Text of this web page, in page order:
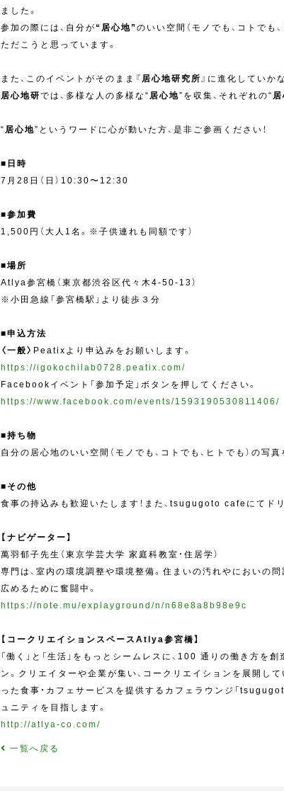
ました。
参加の際には、自分が“居心地”のいい空間（モノでも、コトでも
ただこうと思っています。
また、このイベントがそのまま『 居心地研究所 』に進化していか
居心地研では、多様な人の多様な“ 居心地”を収集、それぞれの“
“ 居心地”というワードに心が動いた方、是非ご参画ください！
■日時
7月28日（日）10:30〜12:30
■参加費
1,500円（大人1名。※子供連れも同額です）
■場所
Atlya参宮橋（東京都渋谷区代々木4-50-13）
※小田急線「参宮橋駅」より徒歩３分
■申込方法
〈一般〉 Peatixより申込みをお願いします。
https://igokochilab0728.peatix.com/
Facebookイベント「参加予定」ボタンを押してください。
https://www.facebook.com/events/1593190530811406/
■持ち物
自分の居心地のいい空間（モノでも、コトでも、ヒトでも）の写
■その他
食事の持込みも歓迎いたします！また、tsugugoto cafeにてド
【ナビゲーター】
萬羽郁子先生（東京学芸大学 家庭科教室・住居学）
専門は、室内の環境調整や環境整備。住まいの汚れやにおいの
広めるために奮闘中。
https://note.mu/explayground/n/n68e8a8b98e9c
【コークリエイションスペースAtlya参宮橋】
「働く」と「生活」をもっとシームレスに、100 通りの働き方
ン。クリエイターや企業が集い、コークリエイションを展開し
った食事・カフェサービスを提供するカフェラウンジ「
ュニティを目指します。
http://atlya-co.com/
一覧へ戻る